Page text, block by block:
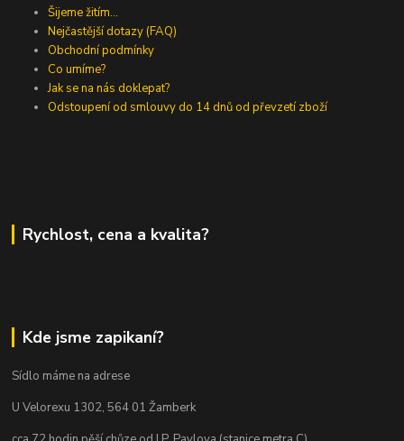
Šijeme žitím...
Nejčastější dotazy (FAQ)
Obchodní podmínky
Co umíme?
Jak se na nás doklepat?
Odstoupení od smlouvy do 14 dnů od převzetí zboží
Rychlost, cena a kvalita?
Kde jsme zapikaní?
Sídlo máme na adrese
U Velorexu 1302, 564 01 Žamberk